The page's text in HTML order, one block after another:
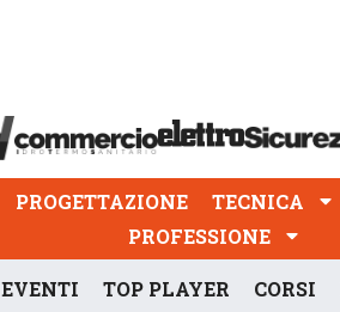
PROGETTAZIONE TECNICA
PROFESSIONE
EVENTI TOP PLAYER CORSI